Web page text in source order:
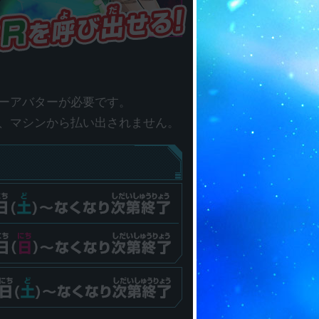
バターが必要です。
シンから払い出されません。